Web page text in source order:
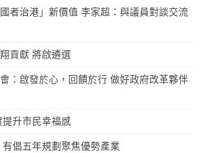
者治港」新價值 李家超：與議員對談交流
貢獻 將啟遴選
：啟發於心，回饋於行 做好政府改革夥伴
升市民幸福感
倡五年規劃聚焦優勢產業